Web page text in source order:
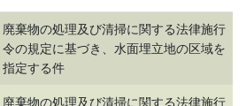
廃棄物の処理及び清掃に関する法律施行
令の規定に基づき、水面埋立地の区域を
指定する件
廃棄物の処理及び清掃に関する法律施行